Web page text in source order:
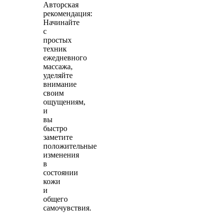
Авторская
рекомендация:
Начинайте
с
простых
техник
ежедневного
массажа,
уделяйте
внимание
своим
ощущениям,
и
вы
быстро
заметите
положительные
изменения
в
состоянии
кожи
и
общего
самочувствия.